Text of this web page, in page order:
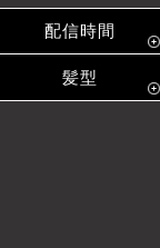
配信時間
髪型